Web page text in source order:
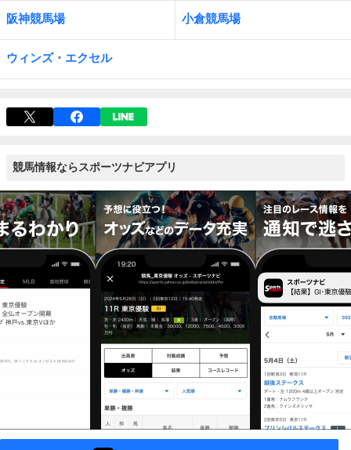
阪神競馬場 小倉競馬場
ウィンズ・エクセル
競馬情報ならスポーツナビアプリ